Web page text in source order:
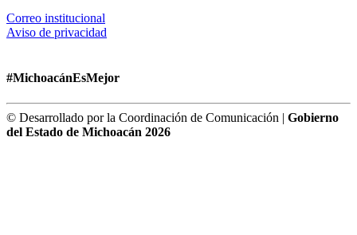
Correo institucional
Aviso de privacidad
#MichoacánEsMejor
© Desarrollado por la Coordinación de Comunicación | Gobierno
del Estado de Michoacán 2026